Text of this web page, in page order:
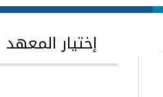
إختيار المعهد